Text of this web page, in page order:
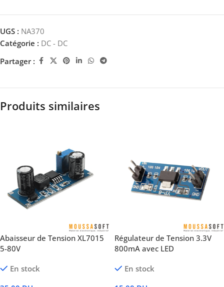
UGS : NA370
Catégorie : DC - DC
Partager :
Produits similaires
Abaisseur de Tension XL7015
5-80V
En stock
Régulateur de Tension 3.3V
800mA avec LED
En stock